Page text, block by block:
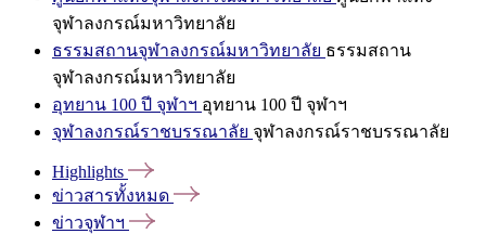
จุฬาลงกรณ์มหาวิทยาลัย
ธรรมสถานจุฬาลงกรณ์มหาวิทยาลัย ธรรมสถาน
จุฬาลงกรณ์มหาวิทยาลัย
อุทยาน 100 ปี จุฬาฯ อุทยาน 100 ปี จุฬาฯ
จุฬาลงกรณ์ราชบรรณาลัย จุฬาลงกรณ์ราชบรรณาลัย
Highlights
ข่าวสารทั้งหมด
ข่าวจุฬาฯ